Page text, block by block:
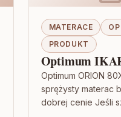
MATERACE
PRODUKT
Optimum
Optimum ORION
sprężysty materac
dobrej cenie Jeśli